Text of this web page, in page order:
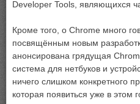
Developer Tools, являющихся
Кроме того, о Chrome много
посвящённым новым
анонсирована грядущая
система для нетбуков и
ничего слишком конкретного
которая появиться уже в этом